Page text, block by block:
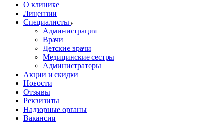
О клинике
Лицензии
Специалисты
Администрация
Врачи
Детские врачи
Медицинские сестры
Администраторы
Акции и скидки
Новости
Отзывы
Реквизиты
Надзорные органы
Вакансии